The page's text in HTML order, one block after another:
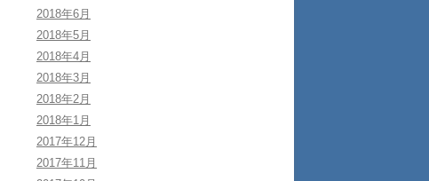
2018年6月
2018年5月
2018年4月
2018年3月
2018年2月
2018年1月
2017年12月
2017年11月